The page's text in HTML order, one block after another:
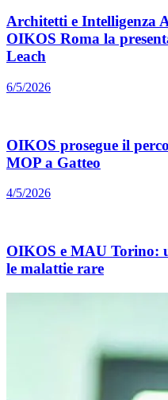
Architetti e Intelligenza
OIKOS Roma la
Leach
6/5/2026
OIKOS prosegue il
MOP a Gatteo
4/5/2026
OIKOS e MAU Torino:
le malattie rare